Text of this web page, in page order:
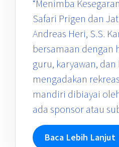
“Menimba
Safari Prigen dan
Andreas Heri, S.S.
bersamaan dengan
guru, karyawan, dan
mengadakan
mandiri dibiayai
ada sponsor atau
Baca Lebih Lanjut